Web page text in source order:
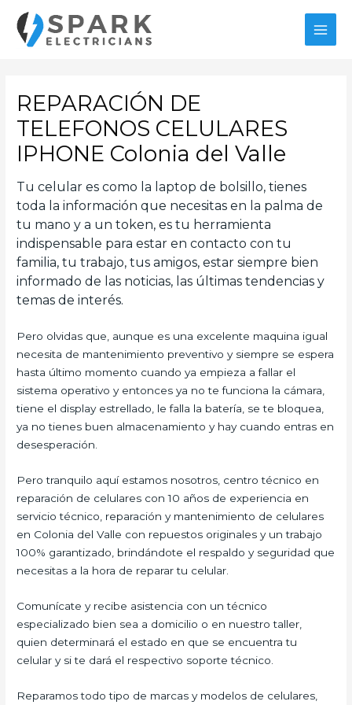
contenido
REPARACIÓN DE
TELEFONOS CELULARES
IPHONE Colonia del Valle
Tu celular es como la laptop de bolsillo, tienes
toda la información que necesitas en la palma de
tu mano y a un token, es tu herramienta
indispensable para estar en contacto con tu
familia, tu trabajo, tus amigos, estar siempre bien
informado de las noticias, las últimas tendencias y
temas de interés.
Pero olvidas que, aunque es una excelente maquina igual
necesita de mantenimiento preventivo y siempre se espera
hasta último momento cuando ya empieza a fallar el
sistema operativo y entonces ya no te funciona la cámara,
tiene el display estrellado, le falla la batería, se te bloquea,
ya no tienes buen almacenamiento y hay cuando entras en
desesperación.
Pero tranquilo aquí estamos nosotros, centro técnico en
reparación de celulares con 10 años de experiencia en
servicio técnico, reparación y mantenimiento de celulares
en Colonia del Valle con repuestos originales y un trabajo
100% garantizado, brindándote el respaldo y seguridad que
necesitas a la hora de reparar tu celular.
Comunícate y recibe asistencia con un técnico
especializado bien sea a domicilio o en nuestro taller,
quien determinará el estado en que se encuentra tu
celular y si te dará el respectivo soporte técnico.
Reparamos todo tipo de marcas y modelos de celulares,